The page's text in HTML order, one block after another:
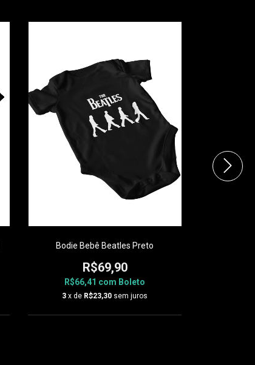
Bodie Bebê Beatles Preto
R$69,90
R$66,41 com Boleto
3 x de R$23,30 sem juros